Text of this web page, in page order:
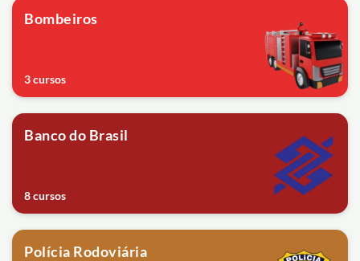
Bombeiros
3 cursos
Banco do Brasil
8 cursos
Polícia Rodoviária